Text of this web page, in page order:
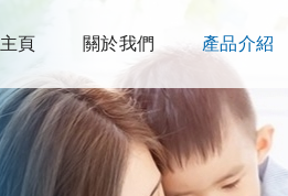
主頁 關於我們 產品介紹